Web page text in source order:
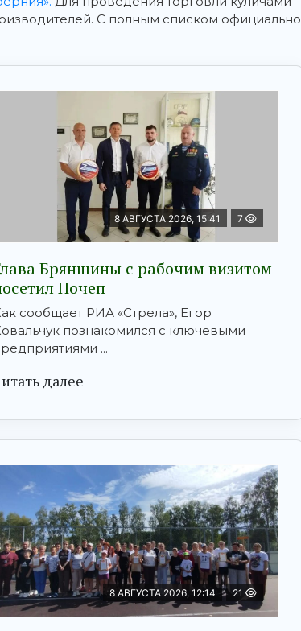
С полным списком официально
8 АВГУСТА 2026, 15:41 7
Брянщины с рабочим визитом
Почеп
сообщает РИА «Стрела», Егор
познакомился с ключевыми
...
далее
8 АВГУСТА 2026, 12:14 21